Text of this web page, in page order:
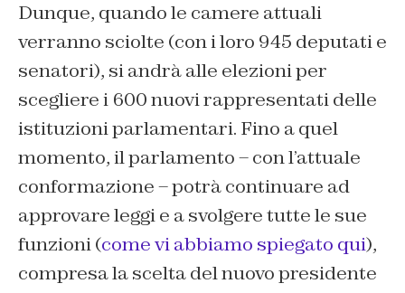
Dunque, quando le camere attuali
verranno sciolte (con i loro 945 deputati e
senatori), si andrà alle elezioni per
scegliere i 600 nuovi rappresentati delle
istituzioni parlamentari. Fino a quel
momento, il parlamento – con l’attuale
conformazione – potrà continuare ad
approvare leggi e a svolgere tutte le sue
funzioni (come vi abbiamo spiegato qui),
compresa la scelta del nuovo presidente